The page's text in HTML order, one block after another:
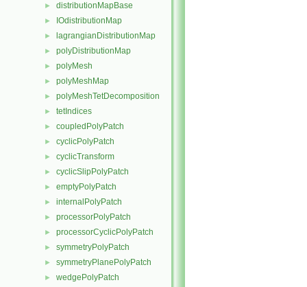
► distributionMapBase
► IOdistributionMap
► lagrangianDistributionMap
► polyDistributionMap
► polyMesh
► polyMeshMap
► polyMeshTetDecomposition
► tetIndices
► coupledPolyPatch
► cyclicPolyPatch
► cyclicTransform
► cyclicSlipPolyPatch
► emptyPolyPatch
► internalPolyPatch
► processorPolyPatch
► processorCyclicPolyPatch
► symmetryPolyPatch
► symmetryPlanePolyPatch
► wedgePolyPatch